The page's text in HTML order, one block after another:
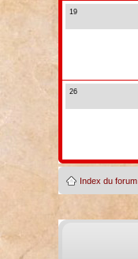
19
26
Index du forum